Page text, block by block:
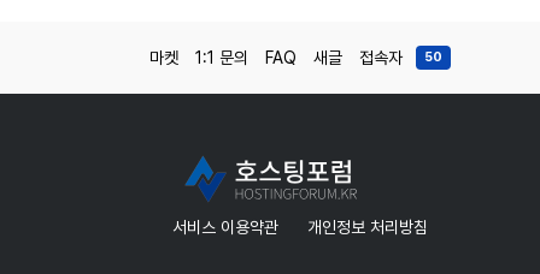
마켓 1:1 문의 FAQ 새글 접속자 50
서비스 이용약관 개인정보 처리방침